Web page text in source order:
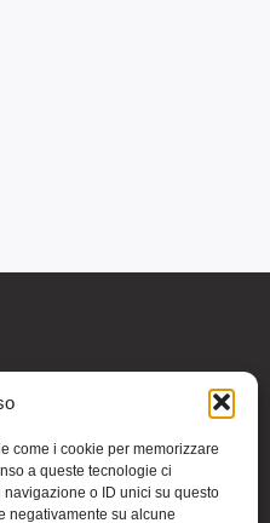
come i cookie per memorizzare
a queste tecnologie ci
o ID unici su questo
negativamente su alcune
in
terapia o
senza una
nel sito.